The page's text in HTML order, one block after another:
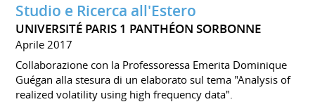
Studio e Ricerca all'Estero
UNIVERSITÉ PARIS 1 PANTHÉON SORBONNE
Aprile 2017
Collaborazione con la Professoressa Emerita Dominique
Guégan alla stesura di un elaborato sul tema "Analysis of
realized volatility using high frequency data".